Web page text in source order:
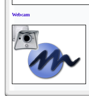
Webcam